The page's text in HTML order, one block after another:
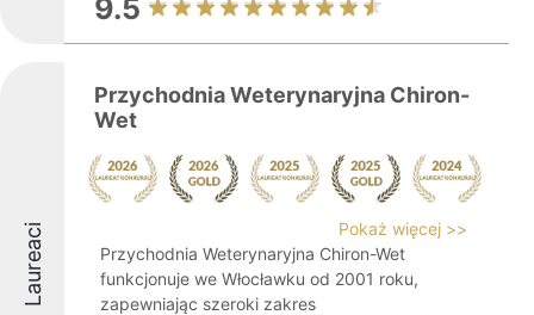
9.5
Laureaci
Przychodnia Weterynaryjna Chiron-
Wet
Pokaż więcej >>
Przychodnia Weterynaryjna Chiron-Wet
funkcjonuje we Włocławku od 2001 roku,
zapewniając szeroki zakres